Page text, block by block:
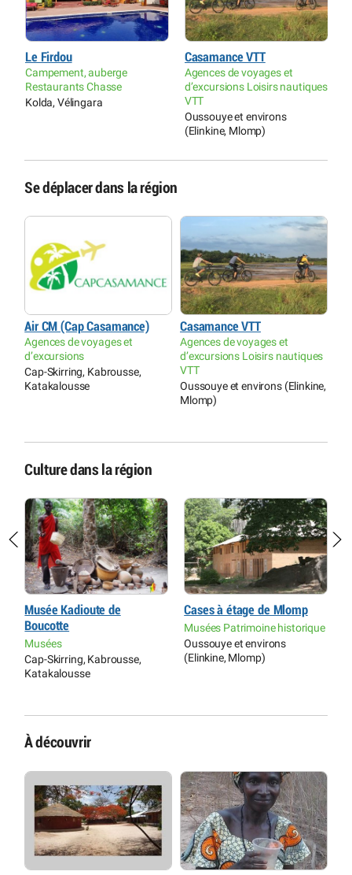
Le Firdou
Campement, auberge
Restaurants Chasse
Kolda, Vélingara
Casamance VTT
Agences de voyages et
d’excursions Loisirs nautiques
VTT
Oussouye et environs
(Elinkine, Mlomp)
Se déplacer dans la région
Air CM (Cap Casamance)
Agences de voyages et
d’excursions
Cap-Skirring, Kabrousse,
Katakalousse
Casamance VTT
Agences de voyages et
d’excursions Loisirs nautiques
VTT
Oussouye et environs (Elinkine,
Mlomp)
Culture dans la région
Musée Kadioute de
Boucotte
Musées
Cap-Skirring, Kabrousse,
Katakalousse
Cases à étage de Mlomp
Musées Patrimoine historique
Oussouye et environs
(Elinkine, Mlomp)
À découvrir